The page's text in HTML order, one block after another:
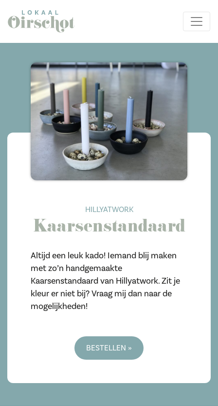
HILLYATWORK
Kaarsenstandaard
Altijd een leuk kado! Iemand blij maken
met zo’n handgemaakte
Kaarsenstandaard van Hillyatwork. Zit je
kleur er niet bij? Vraag mij dan naar de
mogelijkheden!
BESTELLEN »